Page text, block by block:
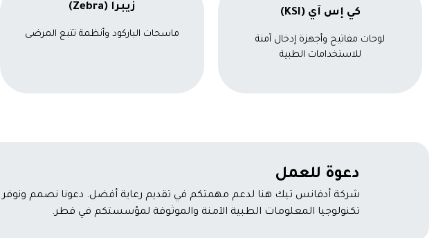
كي إس آي (KSI)
لوحات مفاتيح وأجهزة إدخال آمنة
للاستخدامات الطبية
زيبرا (Zebra)
ماسحات الباركود وأنظمة تتبع المرضى
دعوة للعمل
شركة أدفانس تيك هنا لدعم مهمتكم في تقديم رعاية أفضل. دعونا نصمم ونوفر
تكنولوجيا المعلومات الطبية الآمنة والموثوقة لمؤسستكم في قطر.